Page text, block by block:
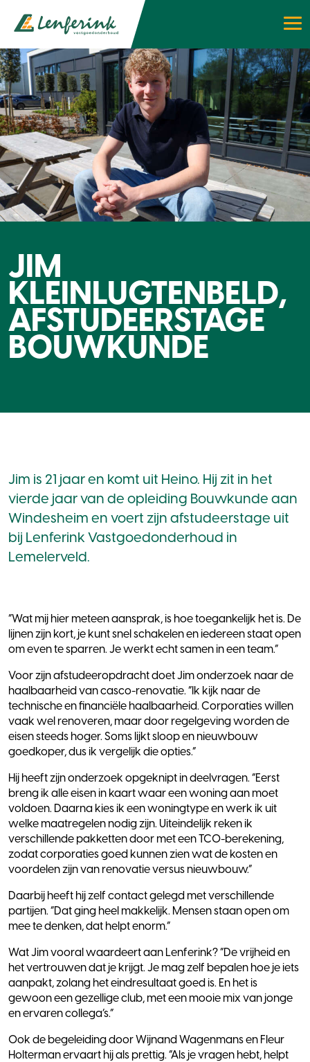
JIM
KLEINLUGTENBELD,
AFSTUDEERSTAGE
BOUWKUNDE
Jim is 21 jaar en komt uit Heino. Hij zit in het
vierde jaar van de opleiding Bouwkunde aan
Windesheim en voert zijn afstudeerstage uit
bij Lenferink Vastgoedonderhoud in
Lemelerveld.
“Wat mij hier meteen aansprak, is hoe toegankelijk het is. De
lijnen zijn kort, je kunt snel schakelen en iedereen staat open
om even te sparren. Je werkt echt samen in een team.”
Voor zijn afstudeeropdracht doet Jim onderzoek naar de
haalbaarheid van casco-renovatie. “Ik kijk naar de
technische en financiële haalbaarheid. Corporaties willen
vaak wel renoveren, maar door regelgeving worden de
eisen steeds hoger. Soms lijkt sloop en nieuwbouw
goedkoper, dus ik vergelijk die opties.”
Hij heeft zijn onderzoek opgeknipt in deelvragen. “Eerst
breng ik alle eisen in kaart waar een woning aan moet
voldoen. Daarna kies ik een woningtype en werk ik uit
welke maatregelen nodig zijn. Uiteindelijk reken ik
verschillende pakketten door met een TCO-berekening,
zodat corporaties goed kunnen zien wat de kosten en
voordelen zijn van renovatie versus nieuwbouw.”
Daarbij heeft hij zelf contact gelegd met verschillende
partijen. “Dat ging heel makkelijk. Mensen staan open om
mee te denken, dat helpt enorm.”
Wat Jim vooral waardeert aan Lenferink? “De vrijheid en
het vertrouwen dat je krijgt. Je mag zelf bepalen hoe je iets
aanpakt, zolang het eindresultaat goed is. En het is
gewoon een gezellige club, met een mooie mix van jonge
en ervaren collega’s.”
Ook de begeleiding door Wijnand Wagenmans en Fleur
Holterman ervaart hij als prettig. “Als je vragen hebt, helpt